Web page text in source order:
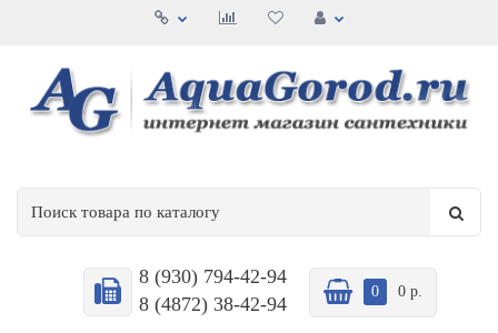
8 (930) 794-42-94
8 (4872) 38-42-94
0 0 р.